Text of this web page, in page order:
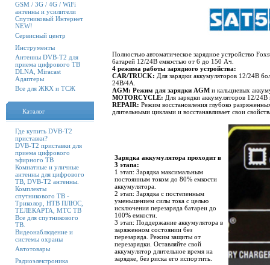
GSM / 3G / 4G / WiFi
антенны и усилители
Спутниковый Интернет
NEW!
Сервисный центр
Инструменты
Антенны DVB-T2 для
приема цифрового ТВ
DLNA, Miracast
Адаптеры
Все для ЖКХ и ТСЖ
Каталог
Где купить DVB-T2
приставки?
DVB-T2 приставки для
приема цифрового
эфирного ТВ
Комнатные и уличные
антенны для цифрового
ТВ, DVB-T2 антенны.
Комплекты
спутникового ТВ -
Триколор, НТВ ПЛЮС,
ТЕЛЕКАРТА, МТС ТВ
Все для спутникового
ТВ.
Видеонаблюдение и
системы охраны
Автотовары
Радиоэлектроника
Полностью автоматическое зарядное устройство
батарей 12/24В емкостью от 6 до 150 Ач.
4 режима работы зарядного устройства:
CAR/TRUCK: Для зарядки аккумуляторов 12/24В
24В/4А.
AGM: Режим для зарядки AGM и кальциевых
MOTORCYCLE: Для зарядки аккумуляторов 12/
REPAIR: Режим восстановления глубоко
длительными циклами и восстанавливает свои
Зарядка аккумулятора проходит в
3 этапа:
1 этап: Зарядка максимальным
постоянным током до 80% емкости
аккумулятора.
2 этап: Зарядка с постепенным
уменьшением силы тока с целью
исключения перезаряда батареи до
100% емкости.
3 этап: Поддержание аккумулятора в
заряженном состоянии без
перезаряда. Режим защиты от
перезарядки. Оставляйте свой
аккумулятор длительное время на
зарядке, без риска его испортить.